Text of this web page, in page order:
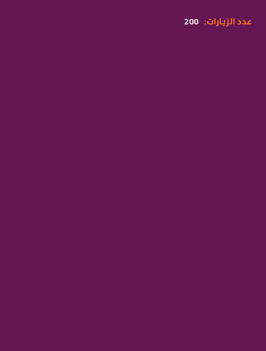
200 :عدد الزيارات